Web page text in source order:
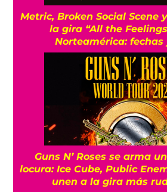
Metric, Broken Social Scene
la gira “All the
Norteamérica: fechas
Guns N’ Roses se arma
locura: Ice Cube, Public
unen a la gira más